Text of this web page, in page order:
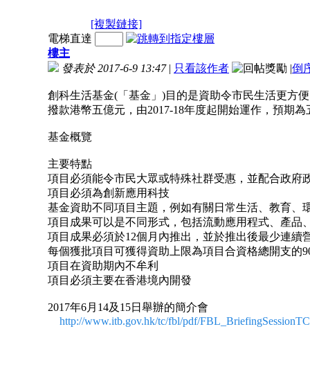
[複製鏈接]
電梯直達
樓主
發表於 2017-6-9 13:47 | 只看該作者 |倒
創科生活基金(「基金」)目的是資助令市民生活更方
撥款港幣五億元，由2017-18年度起開始運作，預期為
基金概覽
主要特點
項目必須能令市民大眾或特殊社群受惠，並配合政府
項目必須為創新應用科技
基金資助不同項目主題，例如有關日常生活、教育、
項目成果可以是不同形式，包括流動應用程式、產
項目成果必須於12個月內推出，並於推出後最少連續
每個獲批項目可獲得資助上限為項目合資格總開支的
項目在資助期內不牟利
項目必須主要在香港境內開發
2017年6月14及15日舉辦的簡介會
http://www.itb.gov.hk/tc/fbl/pdf/